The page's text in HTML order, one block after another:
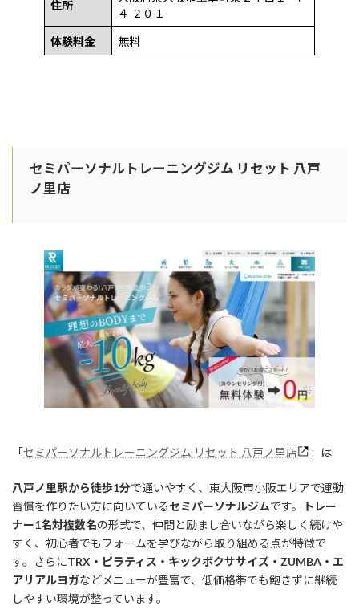
住所
４ ２０１
体験料金 無料
セミパーソナルトレーニングジム リセット 八戸
ノ里店
「セミパーソナルトレーニングジム リセット 八戸ノ里店 」は
八戸ノ里駅から徒歩1分で通いやすく、東大阪市小阪エリアで運動
習慣を作りたい方に向いているセミパーソナルジムです。
トレー
ナー1名対複数名の形式で、仲間と励まし合いながら楽しく続けや
すく、初心者でもフォームを学びながら取り組める点が特徴で
す。さらにTRX・ピラティス・キックボクササイズ・ZUMBA・エ
アリアルヨガなどメニューが豊富で、低価格帯でも飽きずに継続
しやすい環境が整っています。